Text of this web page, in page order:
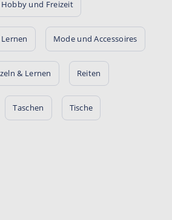
Hobby und Freizeit
Lernen Mode und Accessoires
& Lernen Reiten
Taschen Tische